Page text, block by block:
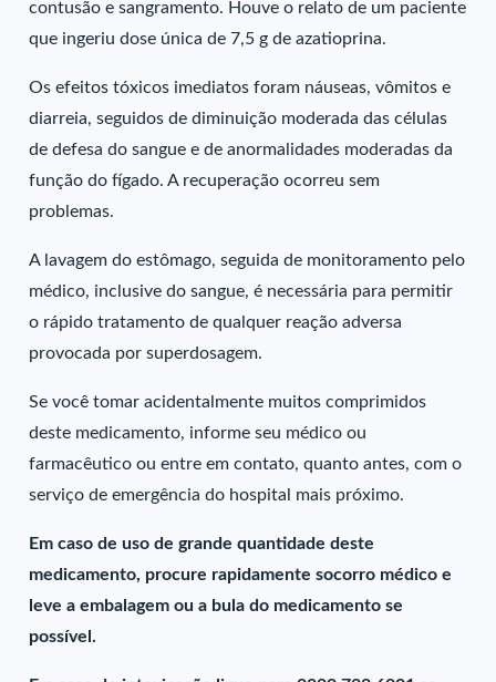
contusão e sangramento. Houve o relato de um paciente
que ingeriu dose única de 7,5 g de azatioprina.
Os efeitos tóxicos imediatos foram náuseas, vômitos e
diarreia, seguidos de diminuição moderada das células
de defesa do sangue e de anormalidades moderadas da
função do fígado. A recuperação ocorreu sem
problemas.
A lavagem do estômago, seguida de monitoramento pelo
médico, inclusive do sangue, é necessária para permitir
o rápido tratamento de qualquer reação adversa
provocada por superdosagem.
Se você tomar acidentalmente muitos comprimidos
deste medicamento, informe seu médico ou
farmacêutico ou entre em contato, quanto antes, com o
serviço de emergência do hospital mais próximo.
Em caso de uso de grande quantidade deste
medicamento, procure rapidamente socorro médico e
leve a embalagem ou a bula do medicamento se
possível.